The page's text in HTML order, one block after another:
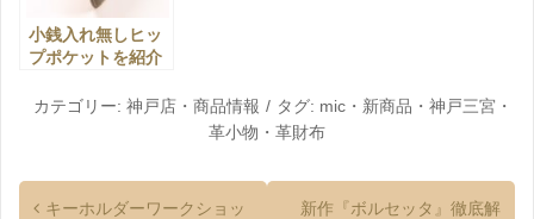
小銭入れ無しヒッ
プポケットを紹介
カテゴリー: 神戸店 ・ 商品情報 タグ: mic ・ 新商品 ・ 神戸三宮 ・
革小物 ・ 革財布
キーホルダーワークショッ
新作『ボルセッタ』徹底解